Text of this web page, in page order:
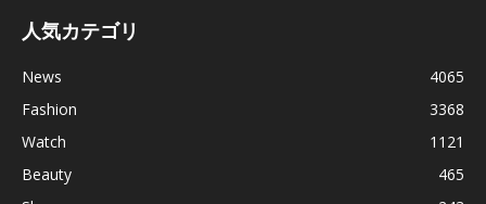
人気カテゴリ
News
4065
Fashion
3368
Watch
1121
Beauty
465